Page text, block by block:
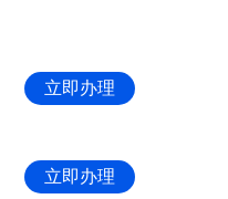
立即办理
立即办理